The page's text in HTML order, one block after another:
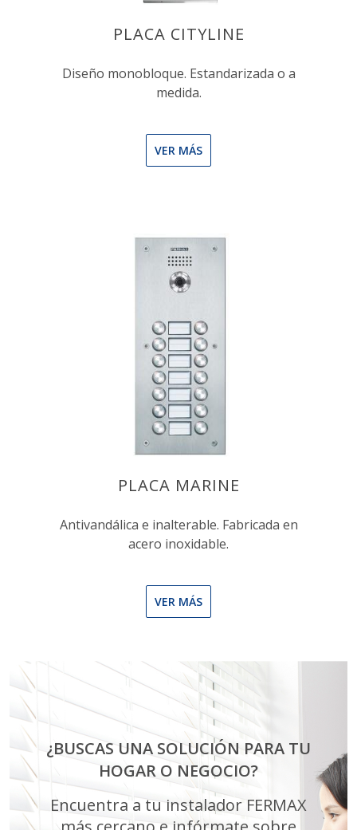
PLACA CITYLINE
Diseño monobloque. Estandarizada o a
medida.
VER MÁS
PLACA MARINE
Antivandálica e inalterable. Fabricada en
acero inoxidable.
VER MÁS
¿BUSCAS UNA SOLUCIÓN PARA TU
HOGAR O NEGOCIO?
Encuentra a tu instalador FERMAX